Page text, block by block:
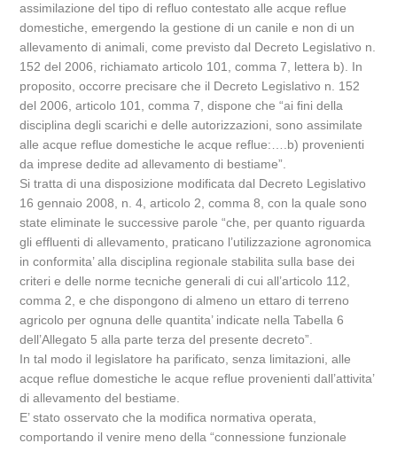
assimilazione del tipo di refluo contestato alle acque reflue
domestiche, emergendo la gestione di un canile e non di un
allevamento di animali, come previsto dal Decreto Legislativo n.
152 del 2006, richiamato articolo 101, comma 7, lettera b). In
proposito, occorre precisare che il Decreto Legislativo n. 152
del 2006, articolo 101, comma 7, dispone che “ai fini della
disciplina degli scarichi e delle autorizzazioni, sono assimilate
alle acque reflue domestiche le acque reflue:….b) provenienti
da imprese dedite ad allevamento di bestiame”.
Si tratta di una disposizione modificata dal Decreto Legislativo
16 gennaio 2008, n. 4, articolo 2, comma 8, con la quale sono
state eliminate le successive parole “che, per quanto riguarda
gli effluenti di allevamento, praticano l’utilizzazione agronomica
in conformita’ alla disciplina regionale stabilita sulla base dei
criteri e delle norme tecniche generali di cui all’articolo 112,
comma 2, e che dispongono di almeno un ettaro di terreno
agricolo per ognuna delle quantita’ indicate nella Tabella 6
dell’Allegato 5 alla parte terza del presente decreto”.
In tal modo il legislatore ha parificato, senza limitazioni, alle
acque reflue domestiche le acque reflue provenienti dall’attivita’
di allevamento del bestiame.
E’ stato osservato che la modifica normativa operata,
comportando il venire meno della “connessione funzionale